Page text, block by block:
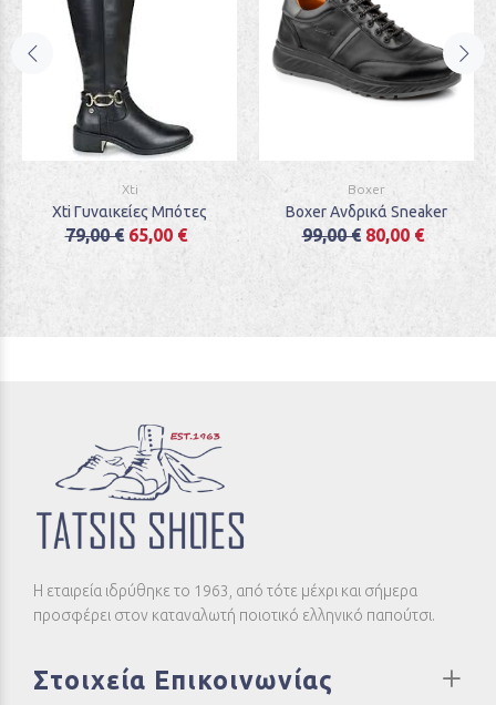
Xti
Xti Γυναικείες Μπότες
79,00 € 65,00 €
Boxer
Boxer Ανδρικά Sneaker
99,00 € 80,00 €
Η εταιρεία ιδρύθηκε το 1963, από τότε μέχρι και σήμερα
προσφέρει στον καταναλωτή ποιοτικό ελληνικό παπούτσι.
Στοιχεία Επικοινωνίας